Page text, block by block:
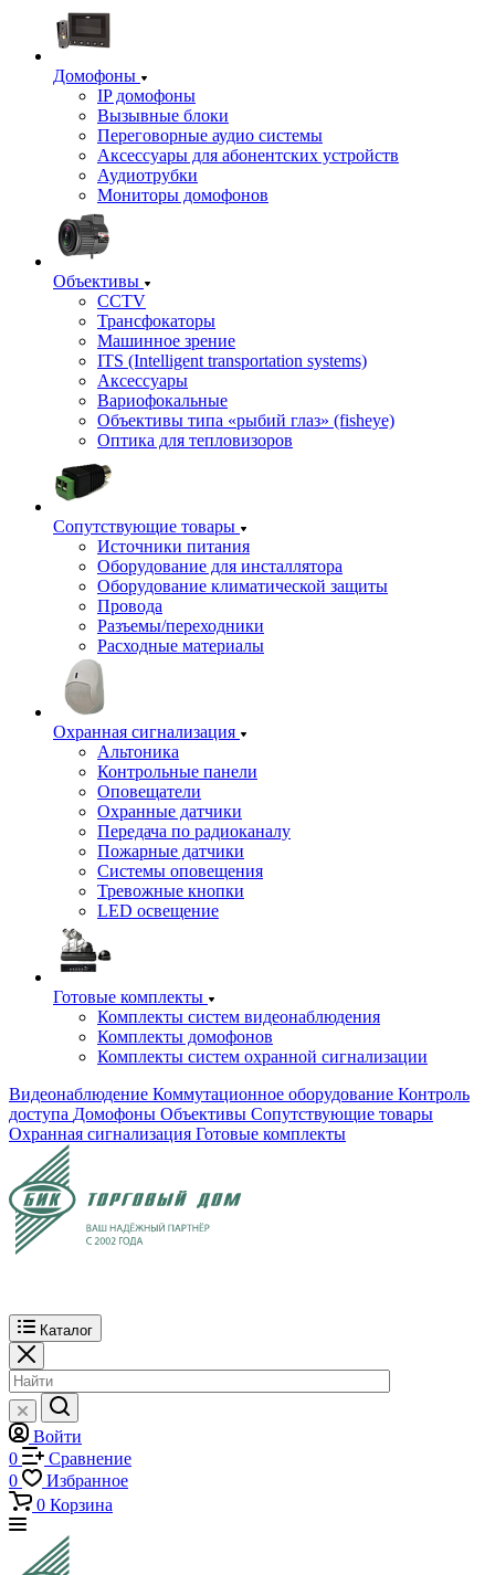
Домофоны
IP домофоны
Вызывные блоки
Переговорные аудио системы
Аксессуары для абонентских устройств
Аудиотрубки
Мониторы домофонов
Объективы
CCTV
Трансфокаторы
Машинное зрение
ITS (Intelligent transportation systems)
Аксессуары
Вариофокальные
Объективы типа «рыбий глаз» (fisheye)
Оптика для тепловизоров
Сопутствующие товары
Источники питания
Оборудование для инсталлятора
Оборудование климатической защиты
Провода
Разъемы/переходники
Расходные материалы
Охранная сигнализация
Альтоника
Контрольные панели
Оповещатели
Охранные датчики
Передача по радиоканалу
Пожарные датчики
Системы оповещения
Тревожные кнопки
LED освещение
Готовые комплекты
Комплекты систем видеонаблюдения
Комплекты домофонов
Комплекты систем охранной сигнализации
Видеонаблюдение Коммутационное оборудование Контроль
доступа Домофоны Объективы Сопутствующие товары
Охранная сигнализация Готовые комплекты
Каталог
Войти
0
Сравнение
0
Избранное
0 Корзина